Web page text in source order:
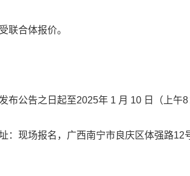
联合体报价。
布公告之日起至2025年 1 月 10 日（上午
：现场报名，广西南宁市良庆区体强路